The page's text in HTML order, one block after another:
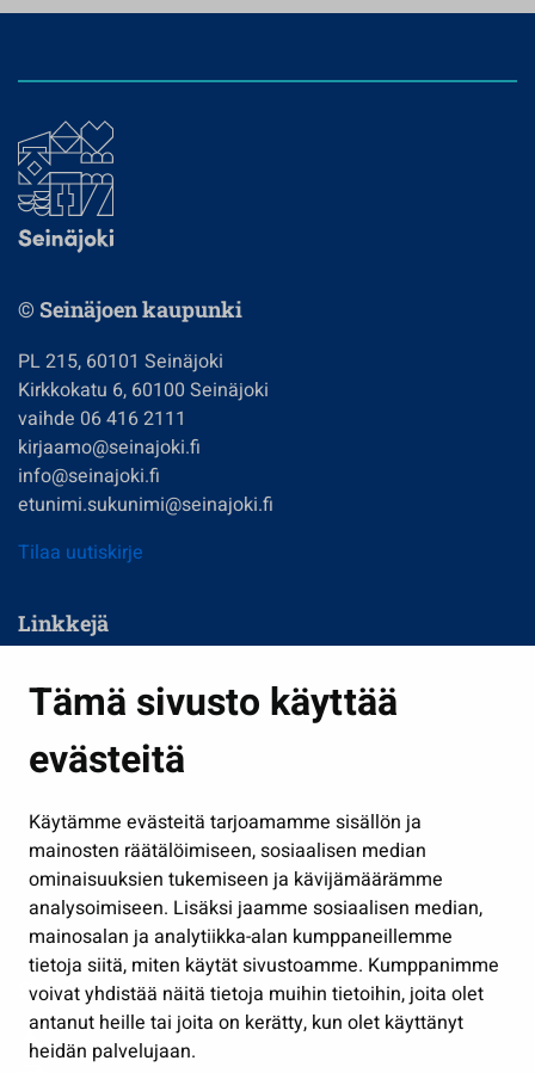
Tämä sivusto käyttää
evästeitä
Käytämme evästeitä tarjoamamme sisällön ja
mainosten räätälöimiseen, sosiaalisen median
ominaisuuksien tukemiseen ja kävijämäärämme
analysoimiseen. Lisäksi jaamme sosiaalisen median,
mainosalan ja analytiikka-alan kumppaneillemme
tietoja siitä, miten käytät sivustoamme. Kumppanimme
voivat yhdistää näitä tietoja muihin tietoihin, joita olet
antanut heille tai joita on kerätty, kun olet käyttänyt
heidän palvelujaan.
© Seinäjoen kaupunki
PL 215, 60101 Seinäjoki
Kirkkokatu 6, 60100 Seinäjoki
vaihde 06 416 2111
kirjaamo@seinajoki.fi
info@seinajoki.fi
etunimi.sukunimi@seinajoki.fi
Tilaa uutiskirje
Linkkejä
Kasvatus ja opetus
Kulttuuri ja liikunta
Työ ja yrittäminen
Osallistu ja asioi
Näytä omat evästeasetukseni
Seuraa meitä